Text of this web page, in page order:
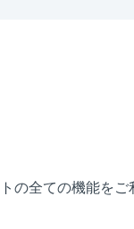
の全ての機能を